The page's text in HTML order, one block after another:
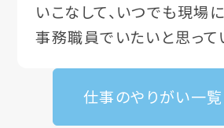
いこなして、いつでも現場
事務職員でいたいと思って
仕事のやりがい一